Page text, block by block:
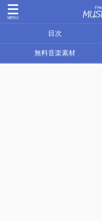
目次
無料音楽素材